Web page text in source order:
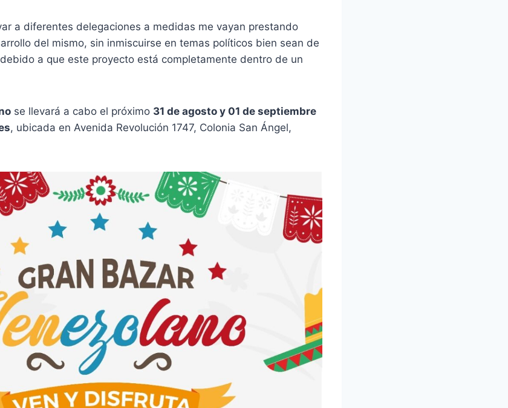
a diferentes delegaciones a medidas me vayan prestando
del mismo, sin inmiscuirse en temas políticos bien sean de
a que este proyecto está completamente dentro de un
se llevará a cabo el próximo 31 de agosto y 01 de septiembre
, ubicada en Avenida Revolución 1747, Colonia San Ángel,